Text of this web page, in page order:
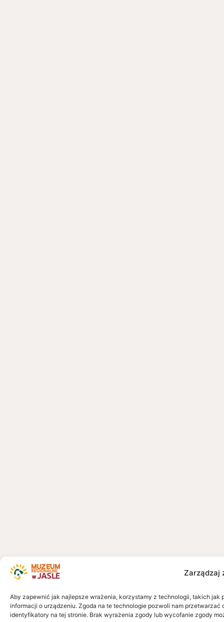
Zarządzaj
Aby zapewnić jak najlepsze wrażenia, korzystamy z technologii, takich
informacji o urządzeniu. Zgoda na te technologie pozwoli nam
identyfikatory na tej stronie. Brak wyrażenia zgody lub wycofanie zgody